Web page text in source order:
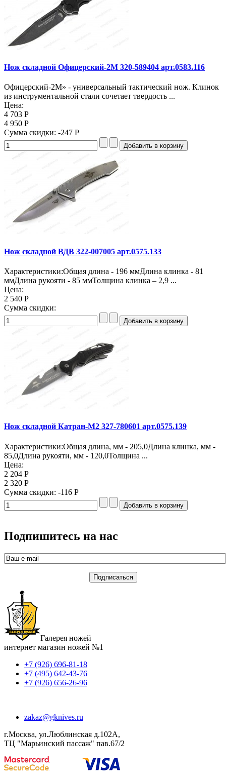
Нож складной Офицерский-2М 320-589404 арт.0583.116
Офицерский-2М» - универсальный тактический нож. Клинок
из инструментальной стали сочетает твердость ...
Цена:
4 703 Р
4 950 Р
Сумма скидки: -247 Р
Нож складной ВДВ 322-007005 арт.0575.133
Характеристики:Oбщая длина - 196 ммДлина клинка - 81
ммДлина рукояти - 85 ммТолщина клинка – 2,9 ...
Цена:
2 540 Р
Сумма скидки:
Нож складной Катран-М2 327-780601 арт.0575.139
Характеристики:Общая длина, мм - 205,0Длина клинка, мм -
85,0Длина рукояти, мм - 120,0Толщина ...
Цена:
2 204 Р
2 320 Р
Сумма скидки: -116 Р
Подпишитесь на нас
Галерея ножей
интернет магазин ножей №1
+7 (926) 696-81-18
+7 (495) 642-43-76
+7 (926) 656-26-96
zakaz@gknives.ru
г.Москва, ул.Люблинская д.102А,
ТЦ "Марьинский пассаж" пав.67/2